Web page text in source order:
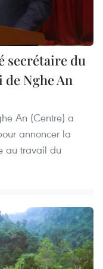
secrétaire du
Nghe An
An (Centre) a
annoncer la
au travail du